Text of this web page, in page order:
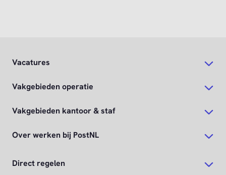
Vacatures
Vakgebieden operatie
Vakgebieden kantoor & staf
Over werken bij PostNL
Direct regelen